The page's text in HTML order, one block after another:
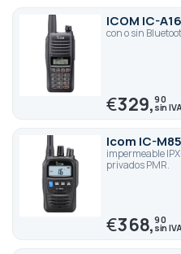
ICOM IC-
con o sin
€329,90
Icom IC-
impermeable
privados PMR.
€368,90